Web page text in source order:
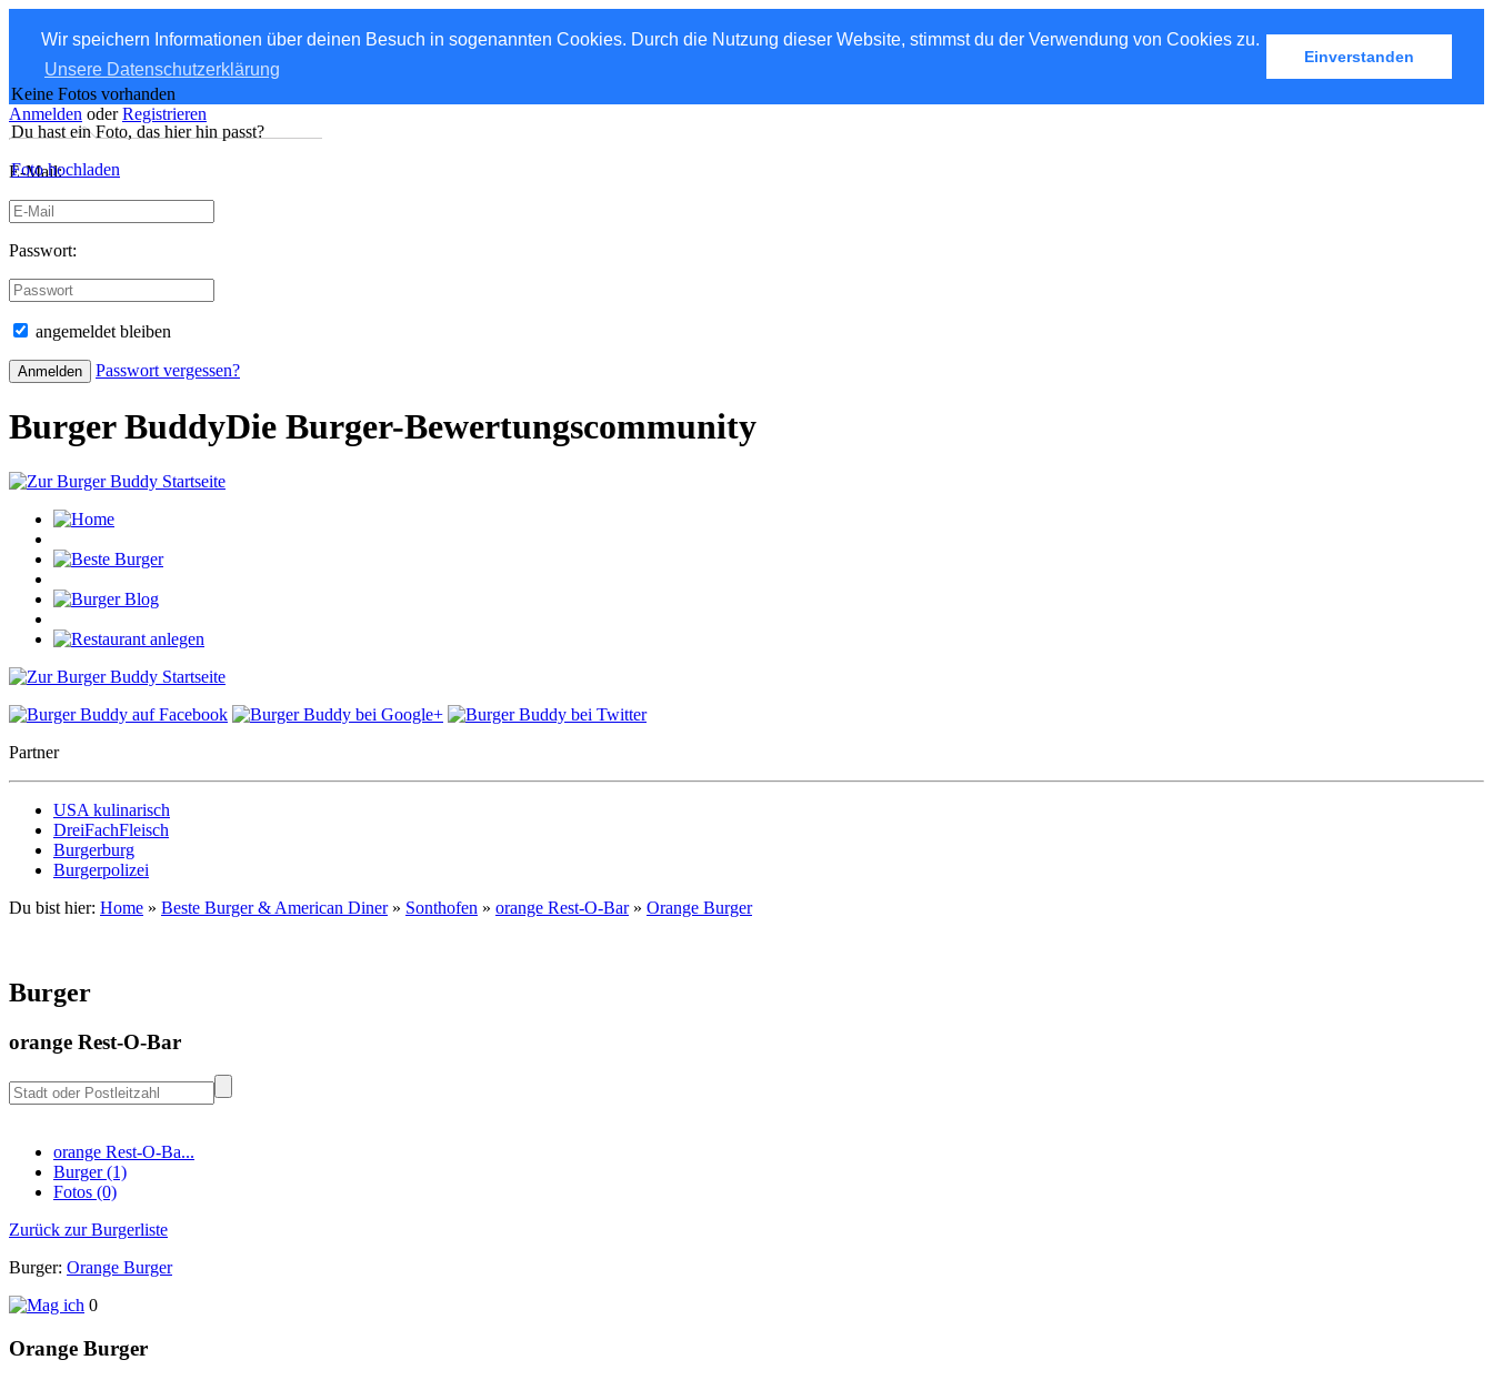
Wir speichern Informationen über deinen Besuch in sogenannten Cookies. Durch die Nutzung dieser Website, stimmst du der Verwendung von Cookies zu.
Unsere Datenschutzerklärung
Einverstanden
Anmelden oder Registrieren
E-Mail:
Passwort:
angemeldet bleiben
Passwort vergessen?
Burger BuddyDie Burger-Bewertungscommunity
Partner
USA kulinarisch
DreiFachFleisch
Burgerburg
Burgerpolizei
Du bist hier: Home » Beste Burger & American Diner» Sonthofen » orange Rest-O-Bar» Orange Burger
Burger
orange Rest-O-Bar
orange Rest-O-Ba...
Burger (1)
Fotos (0)
Zurück zur Burgerliste
Burger: Orange Burger
0
Orange Burger
Keine Fotos vorhanden
Du hast ein Foto, das hier hin passt?
Foto hochladen